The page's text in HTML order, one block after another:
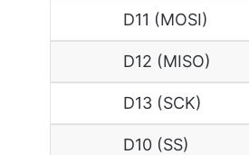
D11 (MOSI)
D12 (MISO)
D13 (SCK)
D10 (SS)